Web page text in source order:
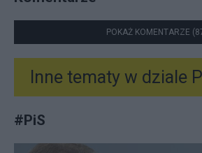
POKAŻ KOMENTARZE
Inne tematy w dziale
#PiS